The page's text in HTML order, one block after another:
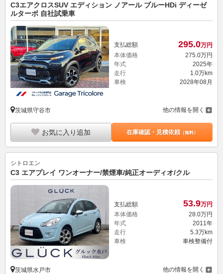
C3エアクロスSUV エディション ノアール ブルーHDi ディーゼ
ルターボ 自社試乗車
支払総額 295.0万円
本体価格
275. 0万円
年式
2025年
走行
1.0万km
車検
2028年08月
茨城県守谷市 他の情報を開く
お気に入り追加 在庫確認・見積依頼（無料）
シトロエン
C3 エアプレイ ワンオーナー/禁煙車/純正オーディオ/クル
支払総額 53.9万円
本体価格
28.0万円
年式
2011年
走行
5.3万km
車検
車検整備付
茨城県水戸市 他の情報を開く